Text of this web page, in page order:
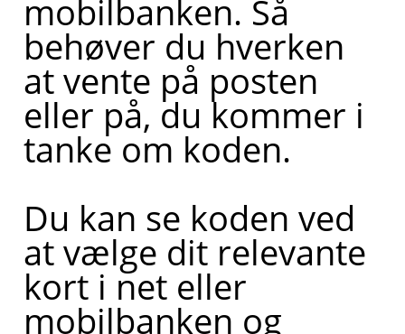
mobilbanken. Så
behøver du hverken
at vente på posten
eller på, du kommer i
tanke om koden.
Du kan se koden ved
at vælge dit relevante
kort i net eller
mobilbanken og